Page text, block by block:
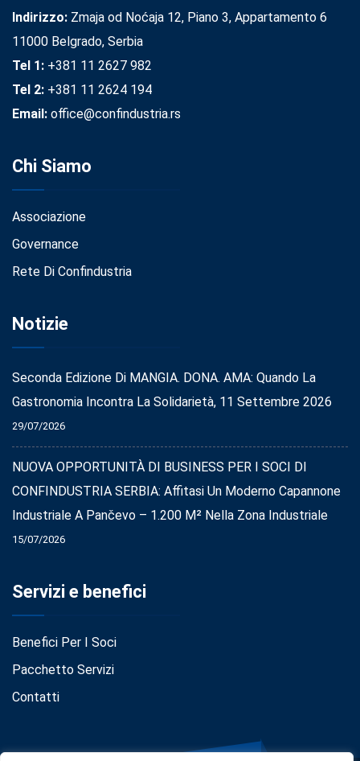
Indirizzo: Zmaja od Noćaja 12, Piano 3, Appartamento 6
11000 Belgrado, Serbia
Tel 1: +381 11 2627 982
Tel 2: +381 11 2624 194
Email: office@confindustria.rs
Chi Siamo
Associazione
Governance
Rete Di Confindustria
Notizie
Seconda Edizione Di MANGIA. DONA. AMA: Quando La
Gastronomia Incontra La Solidarietà, 11 Settembre 2026
29/07/2026
NUOVA OPPORTUNITÀ DI BUSINESS PER I SOCI DI
CONFINDUSTRIA SERBIA: Affitasi Un Moderno Capannone
Industriale A Pančevo – 1.200 M² Nella Zona Industriale
15/07/2026
Servizi e benefici
Benefici Per I Soci
Pacchetto Servizi
Contatti